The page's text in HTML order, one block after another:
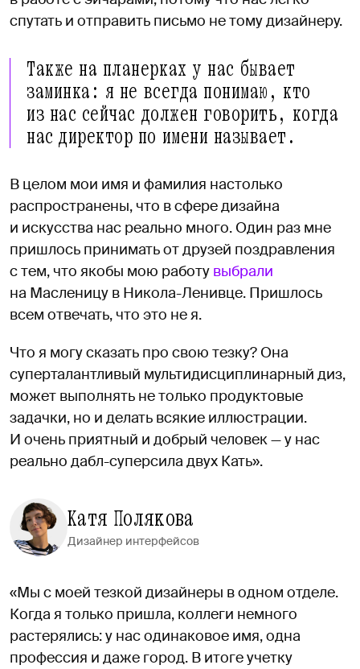
спутать и отправить письмо не тому дизайнеру.
Также на планерках у нас бывает
заминка: я не всегда понимаю, кто
из нас сейчас должен говорить, когда
нас директор по имени называет.
В целом мои имя и фамилия настолько
распространены, что в сфере дизайна
и искусства нас реально много. Один раз мне
пришлось принимать от друзей поздравления
с тем, что якобы мою работу выбрали
на Масленицу в Никола-Ленивце. Пришлось
всем отвечать, что это не я.
Что я могу сказать про свою тезку? Она
суперталантливый мультидисциплинарный диз,
может выполнять не только продуктовые
задачки, но и делать всякие иллюстрации.
И очень приятный и добрый человек — у нас
реально дабл-суперсила двух Кать».
Катя Полякова
Дизайнер интерфейсов
«Мы с моей тезкой дизайнеры в одном отделе.
Когда я только пришла, коллеги немного
растерялись: у нас одинаковое имя, одна
профессия и даже город. В итоге учетку